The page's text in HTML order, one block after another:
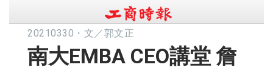
20210330 ・ 文／郭文正
南大EMBA CEO講堂 詹